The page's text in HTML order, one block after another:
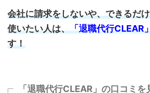
会社に請求をしないや、できるだ
使いたい人は、「退職代行CLEAR
す！
「退職代行CLEAR」の口コミを